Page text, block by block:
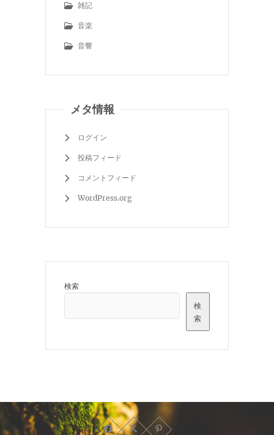
雑記
音楽
音響
メタ情報
ログイン
投稿フィード
コメントフィード
WordPress.org
検索
検
索